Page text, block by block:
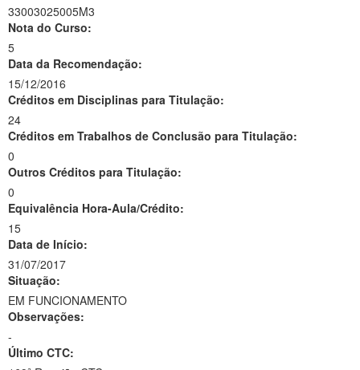
33003025005M3
Nota do Curso:
5
Data da Recomendação:
15/12/2016
Créditos em Disciplinas para Titulação:
24
Créditos em Trabalhos de Conclusão para Titulação:
0
Outros Créditos para Titulação:
0
Equivalência Hora-Aula/Crédito:
15
Data de Início:
31/07/2017
Situação:
EM FUNCIONAMENTO
Observações:
-
Último CTC: